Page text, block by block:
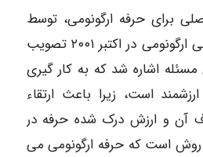
برای حرفه ارگونومی، توسط
شورای انجمن بین المللی ارگونومی در اکتبر ۲۰۰۱ تصویب
اشاره شد که به کار گیری
است، زیرا باعث ارتقاء
آن و ارزش درک شده حرفه در
است که حرفه ارگونومی می